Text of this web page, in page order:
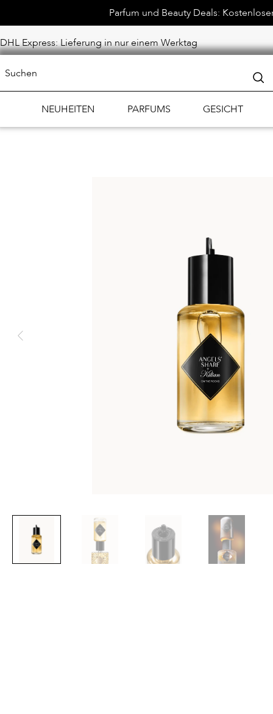
Parfum und Beauty Deals:
DHL Express: Lieferung in nur einem Werktag
NEUHEITEN PARFUMS GESICHT